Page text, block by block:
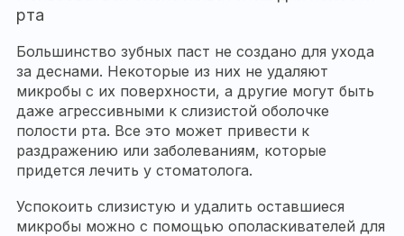
рта
Большинство зубных паст не создано для ухода
за деснами. Некоторые из них не удаляют
микробы с их поверхности, а другие могут быть
даже агрессивными к слизистой оболочке
полости рта. Все это может привести к
раздражению или заболеваниям, которые
придется лечить у стоматолога.
Успокоить слизистую и удалить оставшиеся
микробы можно с помощью ополаскивателей для